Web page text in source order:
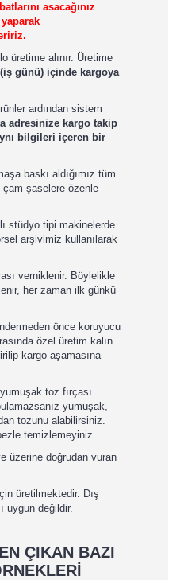
asacağınız
üretime alınır. Üretime
(iş günü) içinde kargoya
ardından sistem
adresinize kargo takip
bilgileri içeren bir
baskı aldığımız tüm
çam şaselere özenle
stüdyo tipi makinelerde
arşivimiz kullanılarak
verniklenir. Böylelikle
her zaman ilk günkü
önce koruyucu
özel üretim kalın
kargo aşamasına
toz fırçası
yumuşak,
tozunu alabilirsiniz.
temizlemeyiniz.
üzerine doğrudan vuran
üretilmektedir. Dış
uygun değildir.
ÇIKAN BAZI